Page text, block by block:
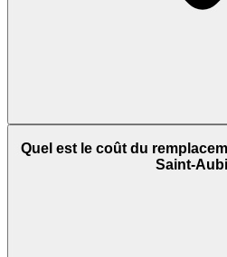
Quel est le coût du
Saint-